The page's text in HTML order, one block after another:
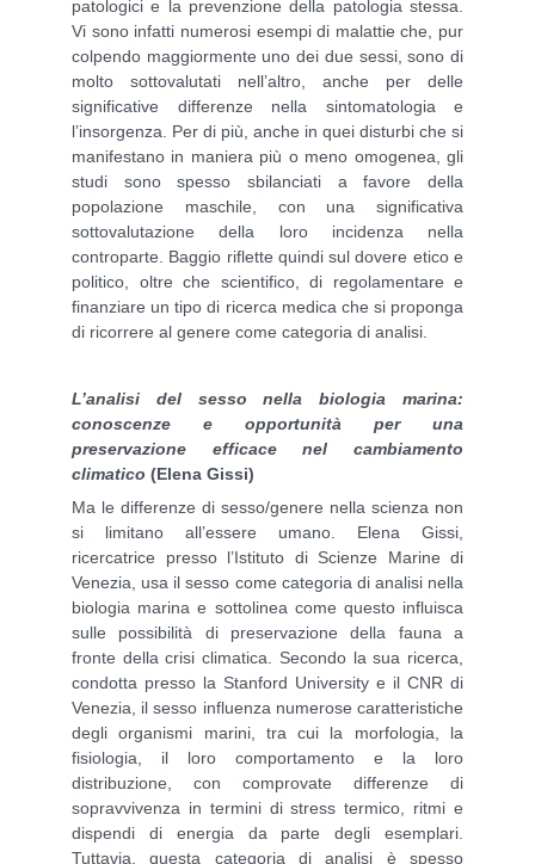
patologici e la prevenzione della patologia stessa.
Vi sono infatti numerosi esempi di malattie che, pur
colpendo maggiormente uno dei due sessi, sono di
molto sottovalutati nell’altro, anche per delle
significative differenze nella sintomatologia e
l’insorgenza. Per di più, anche in quei disturbi che si
manifestano in maniera più o meno omogenea, gli
studi sono spesso sbilanciati a favore della
popolazione maschile, con una significativa
sottovalutazione della loro incidenza nella
controparte. Baggio riflette quindi sul dovere etico e
politico, oltre che scientifico, di regolamentare e
finanziare un tipo di ricerca medica che si proponga
di ricorrere al genere come categoria di analisi.
L’analisi del sesso nella biologia marina:
conoscenze e opportunità per una
preservazione efficace nel cambiamento
climatico (Elena Gissi)
Ma le differenze di sesso/genere nella scienza non
si limitano all’essere umano. Elena Gissi,
ricercatrice presso l’Istituto di Scienze Marine di
Venezia, usa il sesso come categoria di analisi nella
biologia marina e sottolinea come questo influisca
sulle possibilità di preservazione della fauna a
fronte della crisi climatica. Secondo la sua ricerca,
condotta presso la Stanford University e il CNR di
Venezia, il sesso influenza numerose caratteristiche
degli organismi marini, tra cui la morfologia, la
fisiologia, il loro comportamento e la loro
distribuzione, con comprovate differenze di
sopravvivenza in termini di stress termico, ritmi e
dispendi di energia da parte degli esemplari.
Tuttavia, questa categoria di analisi è spesso